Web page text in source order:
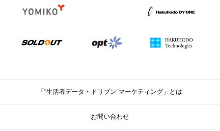
「“生活者データ・ドリブン”マーケティング」とは
お問い合わせ